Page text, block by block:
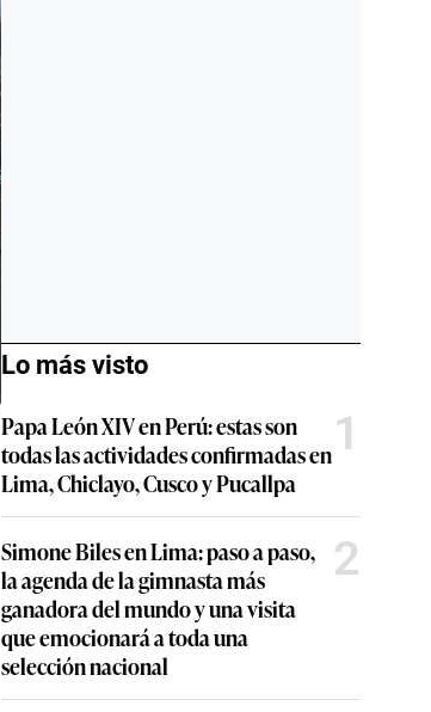
Lo más visto
Papa León XIV en Perú: estas son
todas las actividades confirmadas en
Lima, Chiclayo, Cusco y Pucallpa
1
Simone Biles en Lima: paso a paso,
la agenda de la gimnasta más
ganadora del mundo y una visita
que emocionará a toda una
selección nacional
2